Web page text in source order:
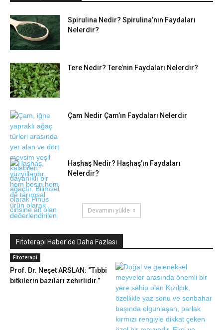
Spirulina Nedir? Spirulina’nın Faydaları
Nelerdir?
Tere Nedir? Tere’nin Faydaları Nelerdir?
Çam Nedir Çam’ın Faydaları Nelerdir
Haşhaş Nedir? Haşhaş’ın Faydaları
Nelerdir?
Devamını yükle
Fitoterapi Haber'de Daha Fazlası
Fitoterapi
Prof. Dr. Neşet ARSLAN: “Tıbbi
bitkilerin bazıları zehirlidir.”